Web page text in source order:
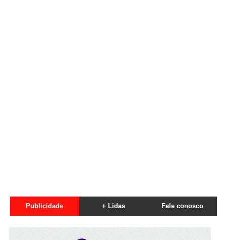
Publicidade + Lidas Fale conosco